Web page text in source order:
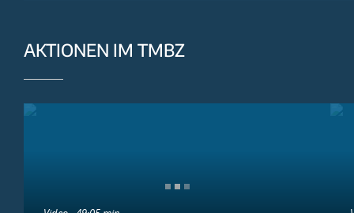
AKTIONEN IM TMBZ